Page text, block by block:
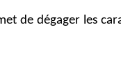
de dégager les